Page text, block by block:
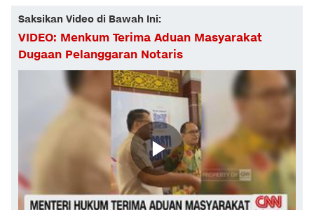
Saksikan Video di Bawah Ini:
VIDEO: Menkum Terima Aduan Masyarakat
Dugaan Pelanggaran Notaris